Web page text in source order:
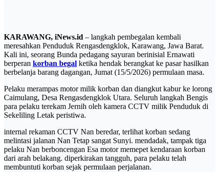
KARAWANG, iNews.id – langkah pembegalan kembali
meresahkan Penduduk Rengasdengklok, Karawang, Jawa Barat.
Kali ini, seorang Bunda pedagang sayuran berinisial Ernawati
berperan korban begal ketika hendak berangkat ke pasar hasilkan
berbelanja barang dagangan, Jumat (15/5/2026) permulaan masa.
Pelaku merampas motor milik korban dan diangkut kabur ke lorong
Caimulang, Desa Rengasdengklok Utara. Seluruh langkah Bengis
para pelaku terekam Jernih oleh kamera CCTV milik Penduduk di
Sekeliling Letak peristiwa.
internal rekaman CCTV Nan beredar, terlihat korban sedang
melintasi jalanan Nan Tetap sangat Sunyi. mendadak, tampak tiga
pelaku Nan berboncengan Esa motor memepet kendaraan korban
dari arah belakang. diperkirakan tangguh, para pelaku telah
membuntuti korban sejak permulaan perjalanan.